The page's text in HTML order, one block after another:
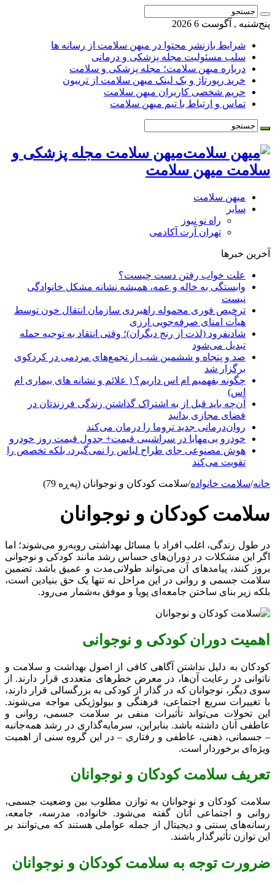
پنج‌شنبه , آگوست 6 2026
شرایط بازنشر محتوا در میهن سلامت از رسانه ها
سلب مسئولیت مجله پزشکی و درمانی
درباره میهن سلامت؛ مجله پزشکی و سلامت
خرید رپورتاژ و بک لینک میهن سلامت از تریبون
حریم شخصی کاربران میهن سلامت
تماس و ارتباط با تیم میهن سلامت
میهن سلامت مجله پزشکی و
سلامت میهن سلامت
میهن سلامت
سایر
راه نو نیوز
تهران آرت آکادمی
آخرین خبرها
علت خواب رفتن دست چیست؟
وابستگی به خاله و عمه، همیشه نشانه مشکل خانوادگی
نیست
ترخیص فوری محموله راهبردی سازمان انتقال خون توسط
هیأت امنای صرفه‌جویی ارزی
شادنفرود (لذت از رنج دیگران)؛ وقتی انتقاد به توجیه حمله
تبدیل می‌شود
صد و پنجاه‌ و ششمین شب از تجمع‌های مردمی در کردکوی
برگزار شد
چگونه بفهمیم ام اس داریم؟ ( علائم و نشانه های بیماری ام
اس)
آن‌چه باید قبل از به اشتراک گذاشتن زندگی فرزندتان در
فضای مجازی بدانید
روان‌درمانی جدید تروما را درمان می‌کند
خودرو بی‌مهابا در سراشیبی قیمت+ جدول قیمت روز خودرو
هوش مصنوعی جای طراح لباس را نمی‌گیرد، بلکه تخصص را
تقویت می‌کند
خانه/سلامت خانواده/سلامت کودکان و نوجوانان (پەڕە 79)
سلامت کودکان و نوجوانان
در طول زندگی، اغلب افراد با مسائل بهداشتی روبه‌رو می‌شوند؛ اما
اگر این مشکلات در دوران‌های حساس رشد مانند کودکی و نوجوانی
بروز کنند، پیامدهای آن می‌تواند طولانی‌مدت و عمیق باشد. تضمین
سلامت جسمی و روانی در این مراحل نه تنها یک حق بنیادین است،
بلکه زیر بنای ساختن جامعه‌ای پویا و موفق به‌شمار می‌رود.
اهمیت دوران کودکی و نوجوانی
کودکان به دلیل نداشتن آگاهی کافی از اصول بهداشت و سلامت و
ناتوانی در رعایت آن‌ها، در معرض خطرهای متعددی قرار دارند. از
سوی دیگر، نوجوانان که در گذار از کودکی به بزرگسالی قرار دارند،
با تغییرات سریع اجتماعی، فرهنگی و بیولوژیکی مواجه می‌شوند.
این تحولات می‌تواند تأثیرات منفی بر سلامت جسمی، روانی و
عاطفی آنان داشته باشد. بنابراین، سرمایه‌گذاری در رشد همه‌جانبه
– جسمانی، ذهنی، عاطفی و رفتاری – در این گروه سنی از اهمیت
ویژه‌ای برخوردار است.
تعریف سلامت کودکان و نوجوانان
سلامت کودکان و نوجوانان به توازن مطلوب بین وضعیت جسمی،
روانی و اجتماعی آنان گفته می‌شود. خانواده، مدرسه، جامعه،
رسانه‌های سنتی و دیجیتال از جمله عواملی هستند که می‌توانند بر
این توازن تأثیرگذار باشند.
ضرورت توجه به سلامت کودکان و نوجوانان